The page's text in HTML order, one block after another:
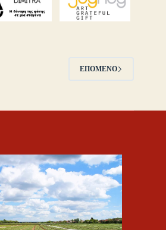
ΕΠΌΜΕΝΟ